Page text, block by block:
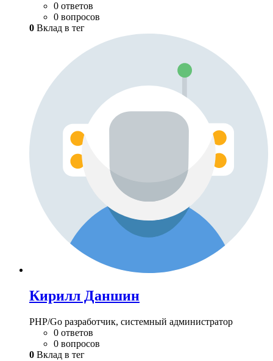
0 ответов
0 вопросов
0 Вклад в тег
Кирилл Даншин
PHP/Go разработчик, системный администратор
0 ответов
0 вопросов
0 Вклад в тег